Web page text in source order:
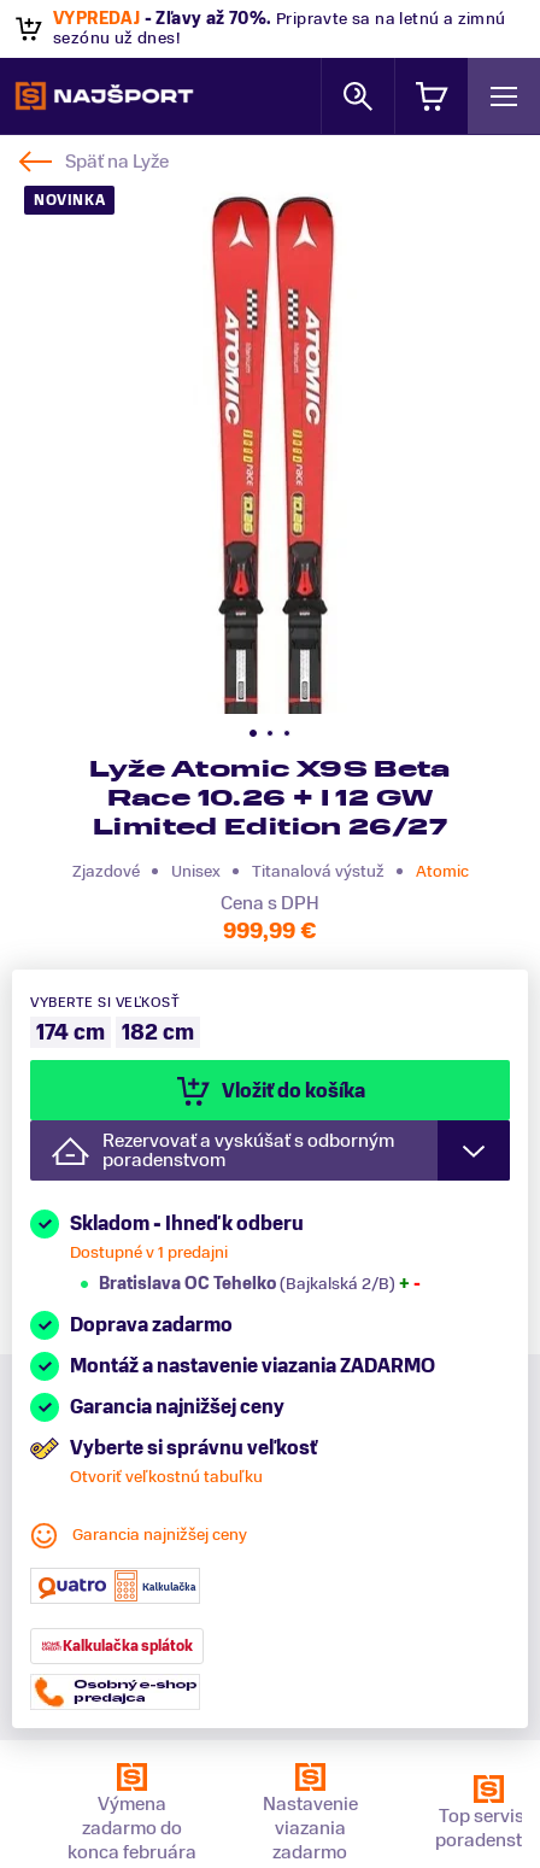
VÝPREDAJ - Zľavy až 70%. Pripravte sa na letnú a zimnú
sezónu už dnes!
Späť na Lyže
NOVINKA
Lyže Atomic X9S Beta
Race 10.26 + I 12 GW
Limited Edition 26/27
Zjazdové Unisex Titanalová výstuž Atomic
Cena s DPH
999,99 €
VYBERTE SI VEĽKOSŤ
174 cm 182 cm
Vložiť do košíka
Rezervovať a vyskúšať s odborným
poradenstvom
Skladom - Ihneď k odberu
Dostupné v 1 predajni
Bratislava OC Tehelko(Bajkalská 2/B) + -
Doprava zadarmo
Montáž a nastavenie viazania ZADARMO
Garancia najnižšej ceny
Vyberte si správnu veľkosť
Otvoriť veľkostnú tabuľku
Garancia najnižšej ceny
Kalkulačka splátok
Výmena
zadarmo do
konca februára
Nastavenie
viazania
zadarmo
Top servis a